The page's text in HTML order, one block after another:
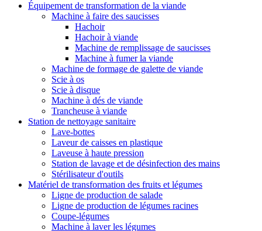
Équipement de transformation de la viande
Machine à faire des saucisses
Hachoir
Hachoir à viande
Machine de remplissage de saucisses
Machine à fumer la viande
Machine de formage de galette de viande
Scie à os
Scie à disque
Machine à dés de viande
Trancheuse à viande
Station de nettoyage sanitaire
Lave-bottes
Laveur de caisses en plastique
Laveuse à haute pression
Station de lavage et de désinfection des mains
Stérilisateur d'outils
Matériel de transformation des fruits et légumes
Ligne de production de salade
Ligne de production de légumes racines
Coupe-légumes
Machine à laver les légumes